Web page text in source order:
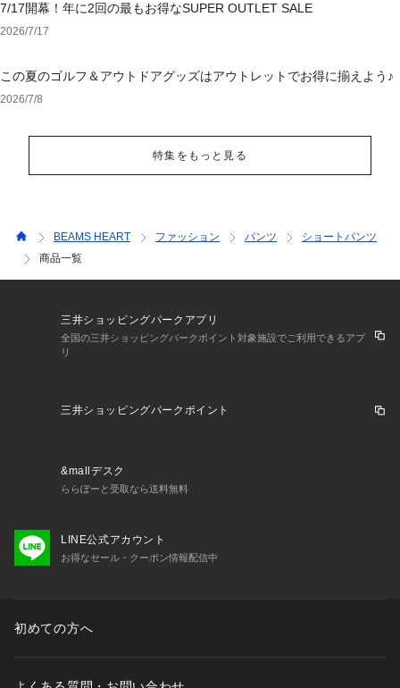
7/17開幕！年に2回の最もお得なSUPER OUTLET SALE
2026/7/17
この夏のゴルフ＆アウトドアグッズはアウトレットでお得に揃えよう♪
2026/7/8
特集をもっと見る
BEAMS HEART ファッション パンツ
ショートパンツ
商品一覧
三井ショッピングパークアプリ
全国の三井ショッピングパークポイント対象施設でご利用できるアプ
リ
三井ショッピングパークポイント
&mallデスク
ららぽーと受取なら送料無料
LINE公式アカウント
お得なセール・クーポン情報配信中
初めての方へ